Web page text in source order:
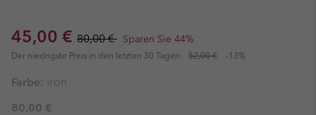
Sale price:
45,00 € Regular price:
80,00 € Sparen Sie 44%
Der niedrigste Preis in den letzten 30 Tagen: 52,00 € -13%
Farbe:
Iron
80,00 €